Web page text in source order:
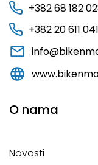
+382 68 182
+382 20 611 041
O nama
Novosti